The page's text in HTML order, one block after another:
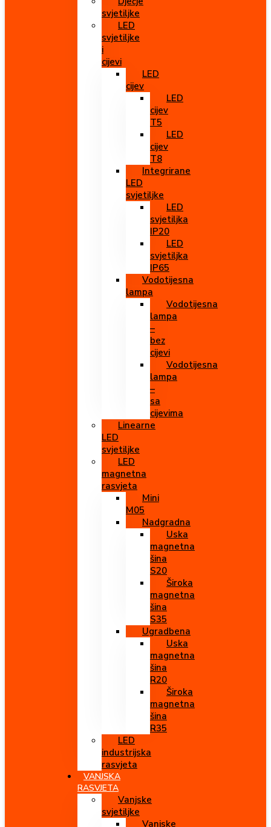
svjetiljke
LED
svjetiljke
i
cijevi
LED
cijev
LED
cijev
T5
LED
cijev
T8
Integrirane
LED
svjetiljke
LED
svjetiljka
IP20
LED
svjetiljka
IP65
Vodotijesna
lampa
Vodotijesna
lampa
–
bez
cijevi
Vodotijesna
lampa
–
sa
cijevima
Linearne
LED
svjetiljke
LED
magnetna
rasvjeta
Mini
M05
Nadgradna
Uska
magnetna
šina
S20
Široka
magnetna
šina
S35
Ugradbena
Uska
magnetna
šina
R20
Široka
magnetna
šina
R35
LED
industrijska
rasvjeta
VANJSKA
RASVJETA
Vanjske
svjetiljke
Vanjske